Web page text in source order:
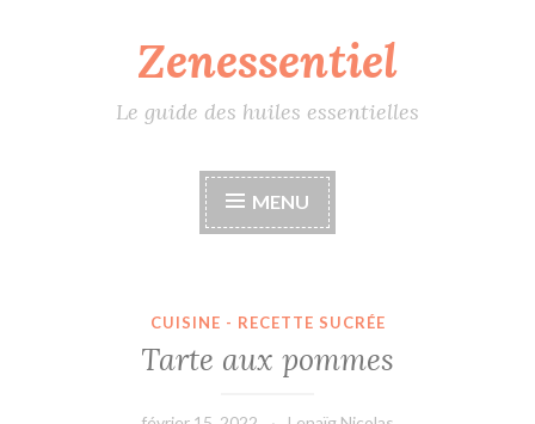
Zenessentiel
Le guide des huiles essentielles
MENU
CUISINE - RECETTE SUCRÉE
Tarte aux pommes